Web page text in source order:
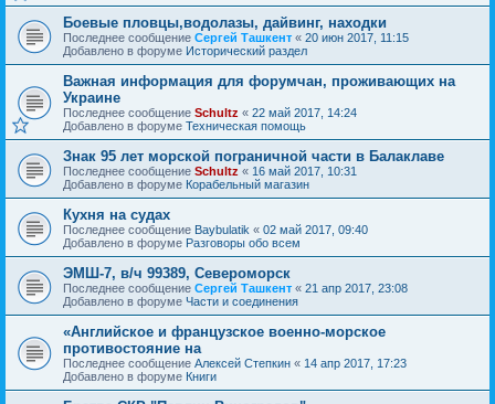
Боевые пловцы,водолазы, дайвинг, находки
Последнее сообщение Сергей Ташкент « 20 июн 2017, 11:15
Добавлено в форуме Исторический раздел
Важная информация для форумчан, проживающих на
Украине
Последнее сообщение Schultz « 22 май 2017, 14:24
Добавлено в форуме Техническая помощь
Знак 95 лет морской пограничной части в Балаклаве
Последнее сообщение Schultz « 16 май 2017, 10:31
Добавлено в форуме Корабельный магазин
Кухня на судах
Последнее сообщение Baybulatik « 02 май 2017, 09:40
Добавлено в форуме Разговоры обо всем
ЭМШ-7, в/ч 99389, Североморск
Последнее сообщение Сергей Ташкент « 21 апр 2017, 23:08
Добавлено в форуме Части и соединения
«Английское и французское военно-морское
противостояние на
Последнее сообщение Алексей Степкин « 14 апр 2017, 17:23
Добавлено в форуме Книги